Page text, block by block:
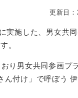
更新日
実施した、男女共
。
り男女共同参画プ
ん付け」で呼ぼう